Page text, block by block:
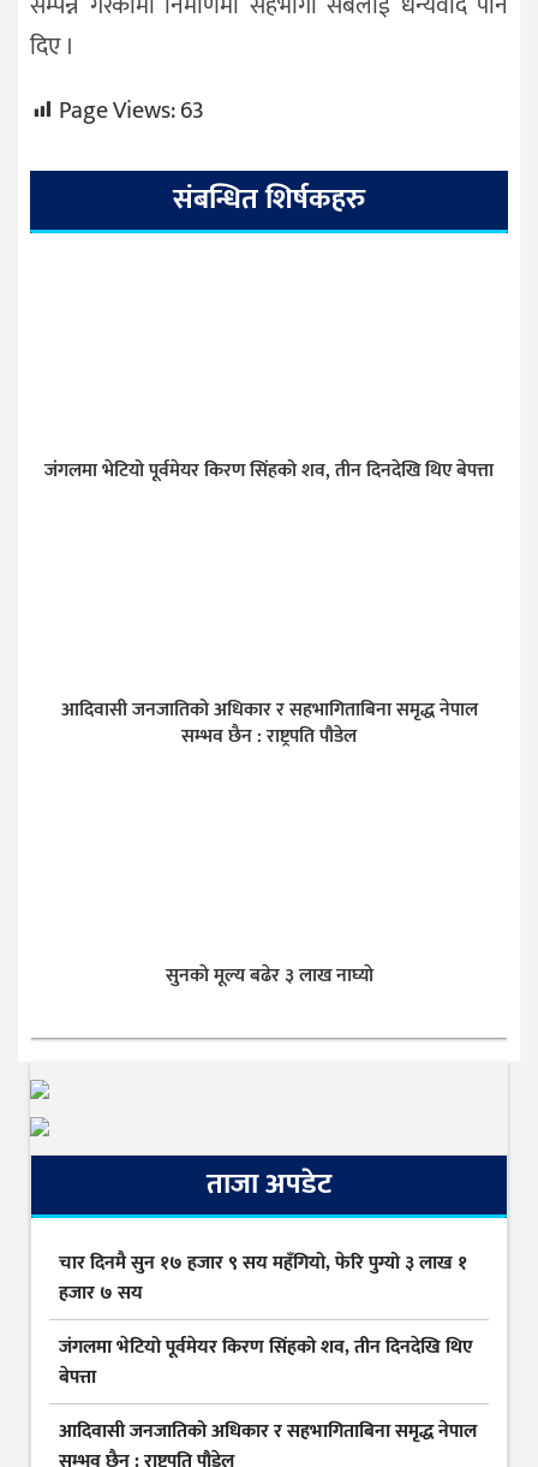
दिए ।
Page Views:63
संबन्धित शिर्षकहरु
जंगलमा भेटियो पूर्वमेयर किरण सिंहको शव, तीन दिनदेखि थिए बेपत्ता
आदिवासी जनजातिको अधिकार र सहभागिताबिना समृद्ध नेपाल
सम्भव छैन : राष्ट्रपति पौडेल
सुनकाे मूल्य बढेर ३ लाख नाघ्याे
ताजा अपडेट
चार दिनमै सुन १७ हजार ९ सय महँगियो, फेरि पुग्यो ३ लाख १
हजार ७ सय
जंगलमा भेटियो पूर्वमेयर किरण सिंहको शव, तीन दिनदेखि थिए
बेपत्ता
आदिवासी जनजातिको अधिकार र सहभागिताबिना समृद्ध नेपाल